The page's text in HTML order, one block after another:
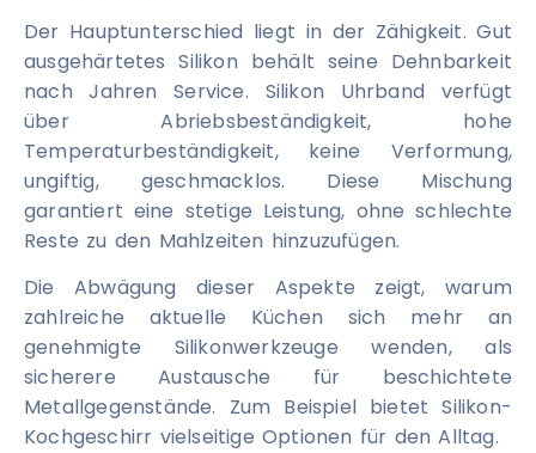
Der Hauptunterschied liegt in der Zähigkeit. Gut
ausgehärtetes Silikon behält seine Dehnbarkeit
nach Jahren Service. Silikon Uhrband verfügt
über Abriebsbeständigkeit, hohe
Temperaturbeständigkeit, keine Verformung,
ungiftig, geschmacklos. Diese Mischung
garantiert eine stetige Leistung, ohne schlechte
Reste zu den Mahlzeiten hinzuzufügen.
Die Abwägung dieser Aspekte zeigt, warum
zahlreiche aktuelle Küchen sich mehr an
genehmigte Silikonwerkzeuge wenden, als
sicherere Austausche für beschichtete
Metallgegenstände. Zum Beispiel bietet Silikon-
Kochgeschirr vielseitige Optionen für den Alltag.